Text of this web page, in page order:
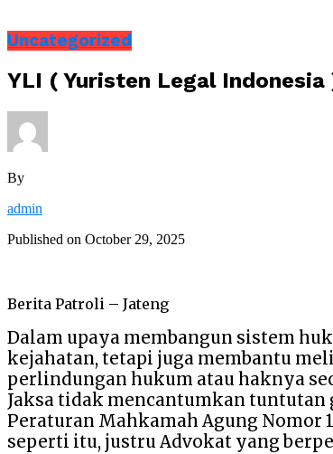
Uncategorized
YLI ( Yuristen Legal
By
admin
Published on October 29, 2025
Berita Patroli – Jateng
Dalam upaya membangun sistem
kejahatan, tetapi juga membantu
perlindungan hukum atau haknya
Jaksa tidak mencantumkan tuntutan
Peraturan Mahkamah Agung Nomor
seperti itu, justru Advokat yang